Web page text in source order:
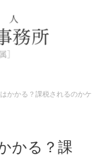
かかる？課税されるのかケ
かる？課